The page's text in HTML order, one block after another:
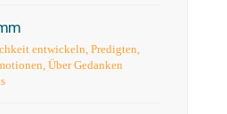
entwickeln, Predigten,
, Über Gedanken